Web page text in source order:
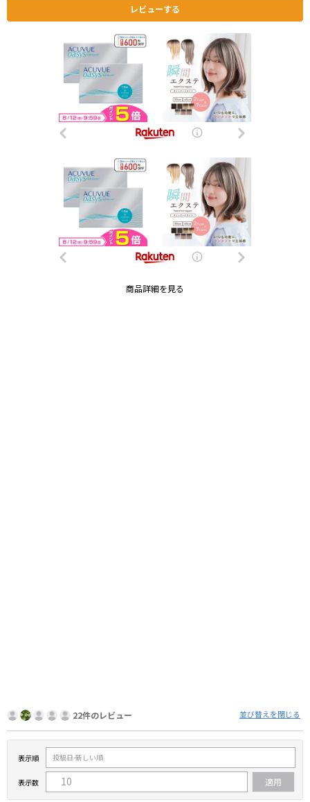
レビューする
商品詳細を見る
22件のレビュー 並び替えを閉じる
表示順
表示数